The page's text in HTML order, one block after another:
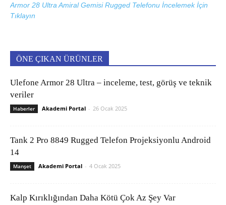
Armor 28 Ultra Amiral Gemisi Rugged Telefonu İncelemek İçin
Tıklayın
ÖNE ÇIKAN ÜRÜNLER
Ulefone Armor 28 Ultra – inceleme, test, görüş ve teknik
veriler
Haberler Akademi Portal - 26 Ocak 2025
Tank 2 Pro 8849 Rugged Telefon Projeksiyonlu Android
14
Manşet Akademi Portal - 4 Ocak 2025
Kalp Kırıklığından Daha Kötü Çok Az Şey Var